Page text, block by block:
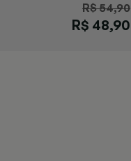
R$ 54,90
R$ 48,90